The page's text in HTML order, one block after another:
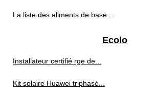
La liste des aliments de base...
Ecolo
Installateur certifié rge de...
Kit solaire Huawei triphasé...